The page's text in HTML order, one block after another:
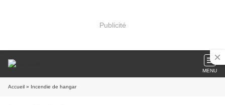
Publicité
MENU
Accueil » Incendie de hangar